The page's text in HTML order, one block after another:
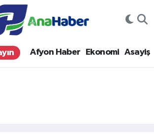
Afyon Haber Ekonomi Asayiş
Nöbetçi Eczaneler
Hava Durumu
Namaz Vakitleri
Trafik Yoğunluk Haritası